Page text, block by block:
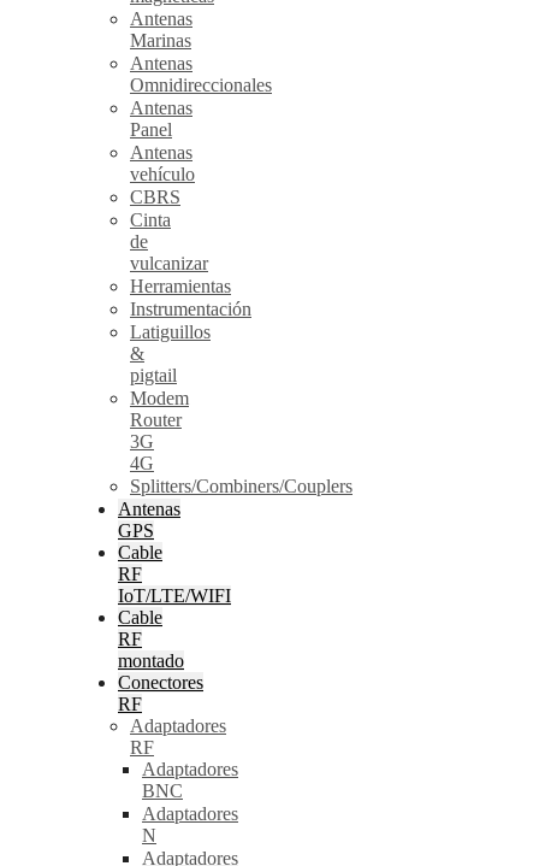
Antenas
Marinas
Antenas
Omnidireccionales
Antenas
Panel
Antenas
vehículo
CBRS
Cinta
de
vulcanizar
Herramientas
Instrumentación
Latiguillos
&
pigtail
Modem
Router
3G
4G
Splitters/Combiners/Couplers
Antenas
GPS
Cable
RF
IoT/LTE/WIFI
Cable
RF
montado
Conectores
RF
Adaptadores
RF
Adaptadores
BNC
Adaptadores
N
Adaptadores